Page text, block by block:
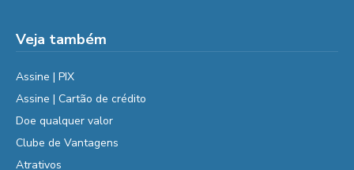
Veja também
Assine | PIX
Assine | Cartão de crédito
Doe qualquer valor
Clube de Vantagens
Atrativos